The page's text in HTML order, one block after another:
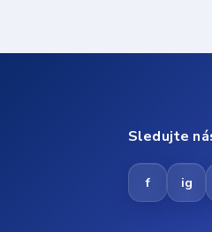
Sledujte
f ig